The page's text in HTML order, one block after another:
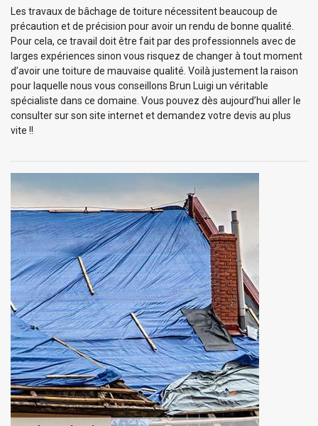
Les travaux de bâchage de toiture nécessitent beaucoup de
précaution et de précision pour avoir un rendu de bonne qualité.
Pour cela, ce travail doit être fait par des professionnels avec de
larges expériences sinon vous risquez de changer à tout moment
d’avoir une toiture de mauvaise qualité. Voilà justement la raison
pour laquelle nous vous conseillons Brun Luigi un véritable
spécialiste dans ce domaine. Vous pouvez dès aujourd’hui aller le
consulter sur son site internet et demandez votre devis au plus
vite !!